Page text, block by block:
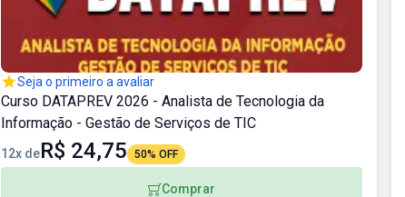
Seja o primeiro a avaliar
Curso DATAPREV 2026 - Analista de Tecnologia da
Informação - Gestão de Serviços de TIC
12x deR$ 24,75 50% OFF
Comprar